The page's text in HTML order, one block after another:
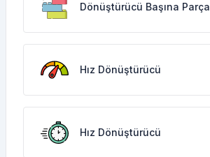
Dönüştürücü Başına Parça
Hız Dönüştürücü
Hız Dönüştürücü